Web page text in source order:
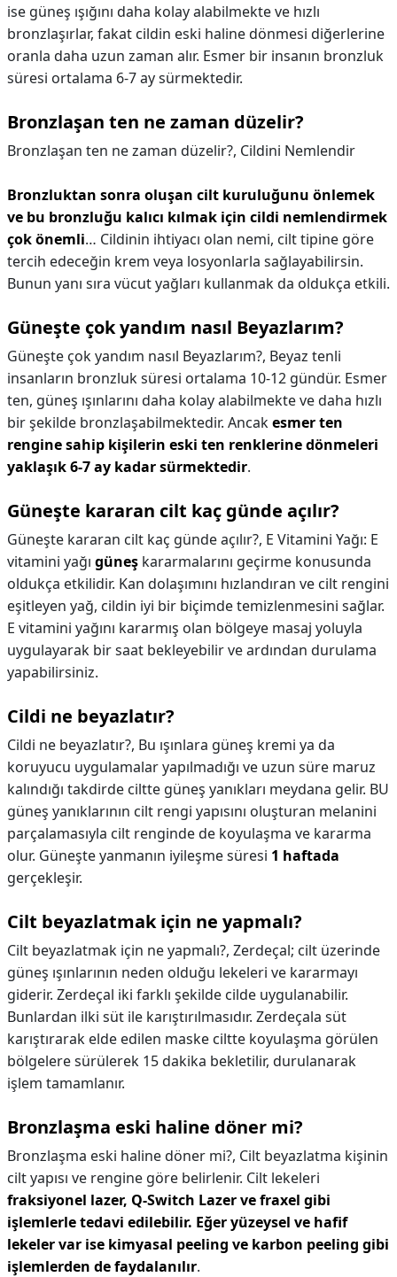
ise güneş ışığını daha kolay alabilmekte ve hızlı
bronzlaşırlar, fakat cildin eski haline dönmesi diğerlerine
oranla daha uzun zaman alır. Esmer bir insanın bronzluk
süresi ortalama 6-7 ay sürmektedir.
Bronzlaşan ten ne zaman düzelir?
Bronzlaşan ten ne zaman düzelir?, Cildini Nemlendir
Bronzluktan sonra oluşan cilt kuruluğunu önlemek
ve bu bronzluğu kalıcı kılmak için cildi nemlendirmek
çok önemli… Cildinin ihtiyacı olan nemi, cilt tipine göre
tercih edeceğin krem veya losyonlarla sağlayabilirsin.
Bunun yanı sıra vücut yağları kullanmak da oldukça etkili.
Güneşte çok yandım nasıl Beyazlarım?
Güneşte çok yandım nasıl Beyazlarım?, Beyaz tenli
insanların bronzluk süresi ortalama 10-12 gündür. Esmer
ten, güneş ışınlarını daha kolay alabilmekte ve daha hızlı
bir şekilde bronzlaşabilmektedir. Ancakesmer ten
rengine sahip kişilerin eski ten renklerine dönmeleri
yaklaşık 6-7 ay kadar sürmektedir.
Güneşte kararan cilt kaç günde açılır?
Güneşte kararan cilt kaç günde açılır?, E Vitamini Yağı: E
vitamini yağı güneş kararmalarını geçirme konusunda
oldukça etkilidir. Kan dolaşımını hızlandıran ve cilt rengini
eşitleyen yağ, cildin iyi bir biçimde temizlenmesini sağlar.
E vitamini yağını kararmış olan bölgeye masaj yoluyla
uygulayarak bir saat bekleyebilir ve ardından durulama
yapabilirsiniz.
Cildi ne beyazlatır?
Cildi ne beyazlatır?, Bu ışınlara güneş kremi ya da
koruyucu uygulamalar yapılmadığı ve uzun süre maruz
kalındığı takdirde ciltte güneş yanıkları meydana gelir. BU
güneş yanıklarının cilt rengi yapısını oluşturan melanini
parçalamasıyla cilt renginde de koyulaşma ve kararma
olur. Güneşte yanmanın iyileşme süresi 1 haftada
gerçekleşir.
Cilt beyazlatmak için ne yapmalı?
Cilt beyazlatmak için ne yapmalı?, Zerdeçal; cilt üzerinde
güneş ışınlarının neden olduğu lekeleri ve kararmayı
giderir. Zerdeçal iki farklı şekilde cilde uygulanabilir.
Bunlardan ilki süt ile karıştırılmasıdır. Zerdeçala süt
karıştırarak elde edilen maske ciltte koyulaşma görülen
bölgelere sürülerek 15 dakika bekletilir, durulanarak
işlem tamamlanır.
Bronzlaşma eski haline döner mi?
Bronzlaşma eski haline döner mi?, Cilt beyazlatma kişinin
cilt yapısı ve rengine göre belirlenir. Cilt lekeleri
fraksiyonel lazer, Q-Switch Lazer ve fraxel gibi
işlemlerle tedavi edilebilir. Eğer yüzeysel ve hafif
lekeler var ise kimyasal peeling ve karbon peeling gibi
işlemlerden de faydalanılır.